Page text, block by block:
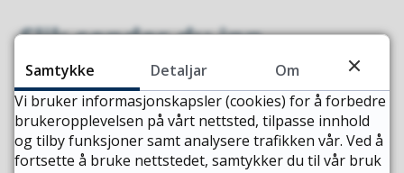
Slik sender du inn
høyringssvar
Høyringssvar kan sendast på e-post til kyrkjeverge
Hege Haugen:hege.haugen@vestnes.kommune.no
Samtykke Detaljar
Om
Vi bruker informasjonskapsler (cookies) for å forbedre
brukeropplevelsen på vårt nettsted, tilpasse innhold
og tilby funksjoner samt analysere trafikken vår. Ved å
fortsette å bruke nettstedet, samtykker du til vår bruk